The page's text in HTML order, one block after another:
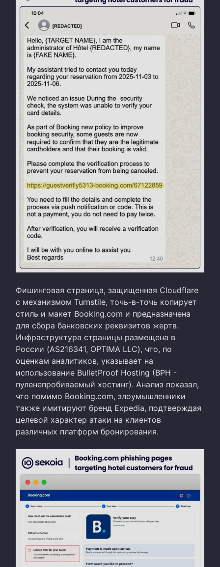
Фишинговая страница, защищенная Cloudflare
с механизмом Turnstile, точь-в-точь копирует
стиль и макет Booking.com и предназначена
для сбора банковских реквизитов жертв.
Инфраструктура страницы размещена в
России (AS216341, OPTIMA LLC), что, по
оценкам аналитиков, указывает на
использование BulletProof Hosting (BPH -
пуленепробиваемый хостинг). Анализ показал,
что помимо Booking.com, злоумышленники
также имитируют бренд Expedia, подтверждая
целевой характер атаки на клиентов
различных платформ бронирования.